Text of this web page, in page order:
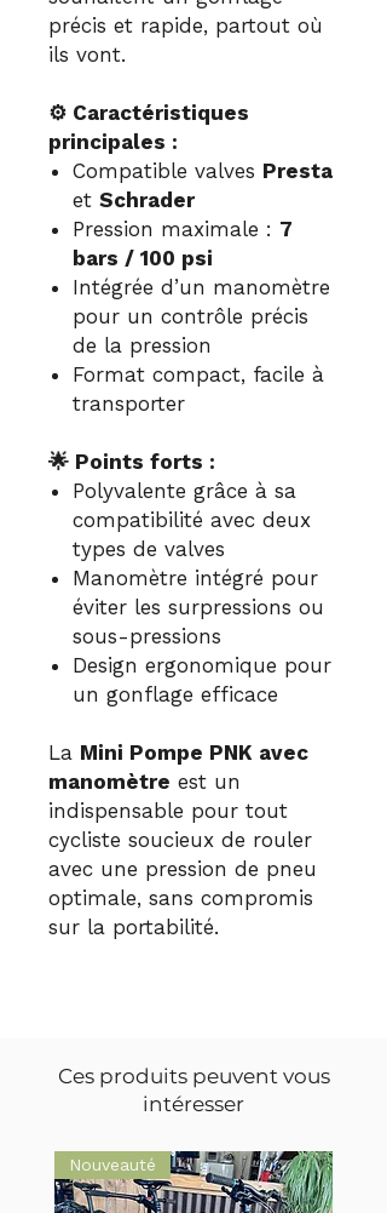
précis et rapide, partout où
ils vont.
⚙️ Caractéristiques
principales :
Compatible valves Presta
et Schrader
Pression maximale : 7
bars / 100 psi
Intégrée d’un manomètre
pour un contrôle précis
de la pression
Format compact, facile à
transporter
🌟 Points forts :
Polyvalente grâce à sa
compatibilité avec deux
types de valves
Manomètre intégré pour
éviter les surpressions ou
sous-pressions
Design ergonomique pour
un gonflage efficace
La Mini Pompe PNK avec
manomètre est un
indispensable pour tout
cycliste soucieux de rouler
avec une pression de pneu
optimale, sans compromis
sur la portabilité.
Ces produits peuvent vous
intéresser
Nouveauté